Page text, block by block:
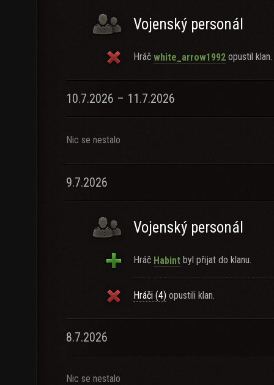
Vojenský personál
Hráč white_arrow1992 opustil klan.
10.7.2026 – 11.7.2026
Nic se nestalo
9.7.2026
Vojenský personál
Hráč Habint byl přijat do klanu.
Hráči (4) opustili klan.
8.7.2026
Nic se nestalo